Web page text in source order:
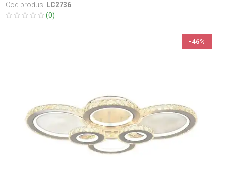
Cod produs: LC2736
(0)
-46%